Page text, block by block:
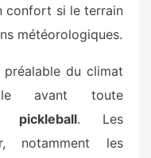
confort si le terrain
météorologiques.
préalable du climat
avant toute
. Les
notamment les